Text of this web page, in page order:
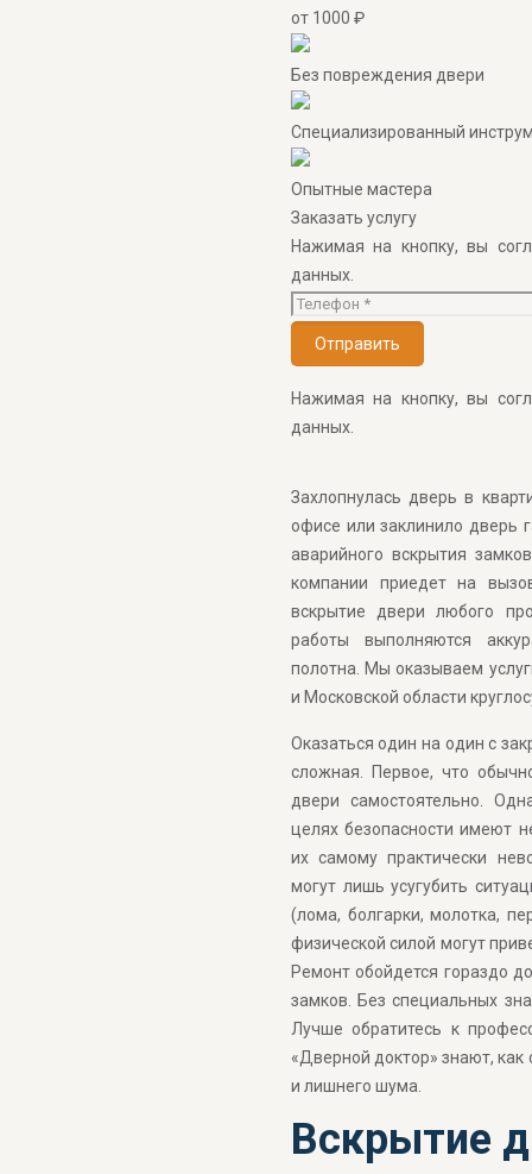
от 1000 ₽
Без повреждения двери
Специализированный
Опытные мастера
Заказать услугу
Нажимая на кнопку, вы
данных.
Нажимая на кнопку, вы
данных.
Захлопнулась дверь в
офисе или заклинило дверь
аварийного вскрытия
компании приедет на
вскрытие двери любого
работы выполняются
полотна. Мы оказываем
и Московской области
Оказаться один на один с
сложная. Первое, что
двери самостоятельно.
целях безопасности имеют
их самому практически
могут лишь усугубить
(лома, болгарки, молотка,
физической силой могут
Ремонт обойдется гораздо
замков. Без специальных
Лучше обратитесь к
«Дверной доктор» знают,
и лишнего шума.
Вскрытие